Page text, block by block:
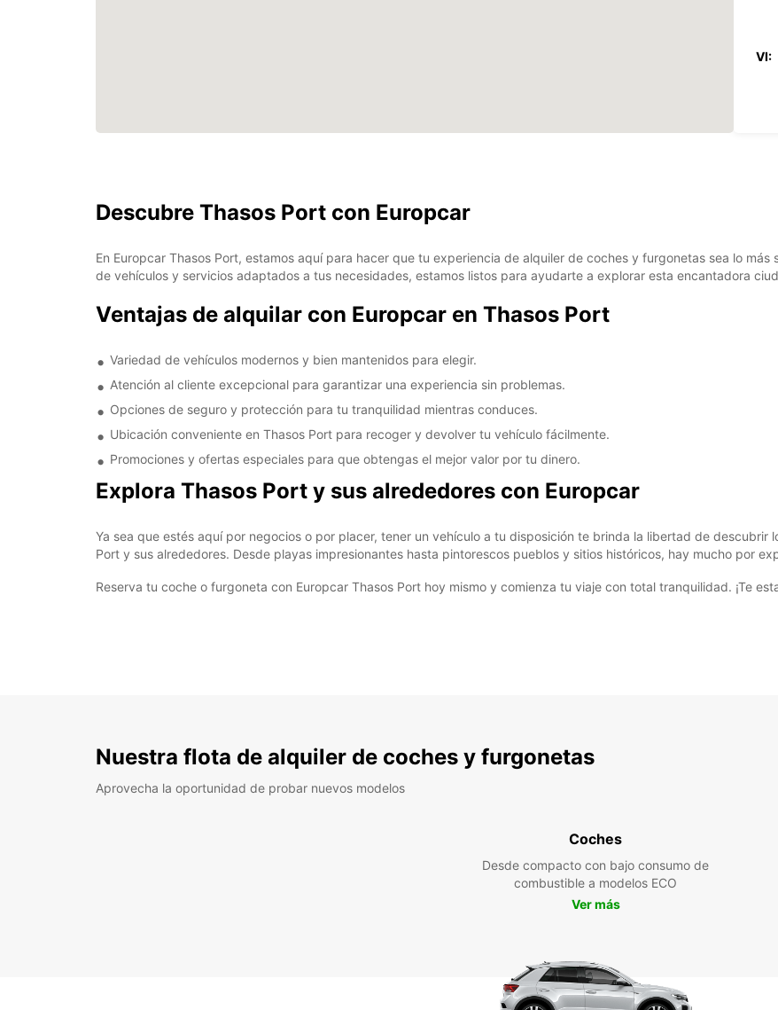
VI:
Descubre Thasos Port con Europcar
En Europcar Thasos Port, estamos aquí para hacer que tu experiencia de alquiler de coches y furgonetas sea lo
de vehículos y servicios adaptados a tus necesidades, estamos listos para ayudarte a explorar esta encantadora
Ventajas de alquilar con Europcar en Thasos Port
Variedad de vehículos modernos y bien mantenidos para elegir.
Atención al cliente excepcional para garantizar una experiencia sin problemas.
Opciones de seguro y protección para tu tranquilidad mientras conduces.
Ubicación conveniente en Thasos Port para recoger y devolver tu vehículo fácilmente.
Promociones y ofertas especiales para que obtengas el mejor valor por tu dinero.
Explora Thasos Port y sus alrededores con Europcar
Ya sea que estés aquí por negocios o por placer, tener un vehículo a tu disposición te brinda la libertad de descubrir
Port y sus alrededores. Desde playas impresionantes hasta pintorescos pueblos y sitios históricos, hay mucho por
Reserva tu coche o furgoneta con Europcar Thasos Port hoy mismo y comienza tu viaje con total tranquilidad. ¡Te
Nuestra flota de alquiler de coches y furgonetas
Aprovecha la oportunidad de probar nuevos modelos
Coches
Desde compacto con bajo consumo de
combustible a modelos ECO
Ver más